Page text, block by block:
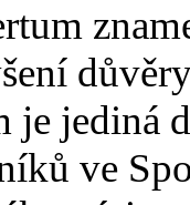
je jediná
ve